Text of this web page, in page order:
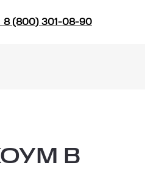
8 (800) 301-08-90
В